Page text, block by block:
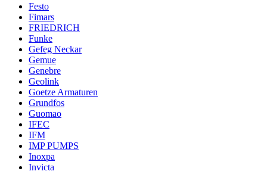
Festo
Fimars
FRIEDRICH
Funke
Gefeg Neckar
Gemue
Genebre
Geolink
Goetze Armaturen
Grundfos
Guomao
IFEC
IFM
IMP PUMPS
Inoxpa
Invicta